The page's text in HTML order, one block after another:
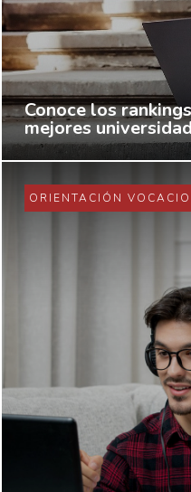
Conoce los
mejores
ORIENTACIÓN